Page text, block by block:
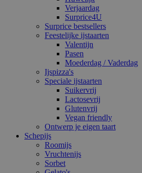
Verjaardag
Surprice4U
Surprice bestsellers
Feestelijke ijstaarten
Valentijn
Pasen
Moederdag / Vaderdag
Ijspizza's
Speciale ijstaarten
Suikervrij
Lactosevrij
Glutenvrij
Vegan friendly
Ontwerp je eigen taart
Schepijs
Roomijs
Vruchtenijs
Sorbet